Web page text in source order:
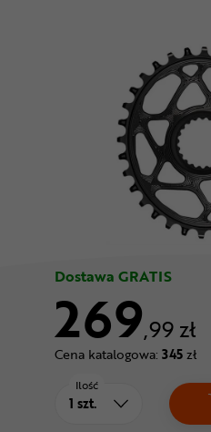
Superoferta
Dostawa GRATIS
269,99 zł
Cena katalogowa: 345zł
Ilość